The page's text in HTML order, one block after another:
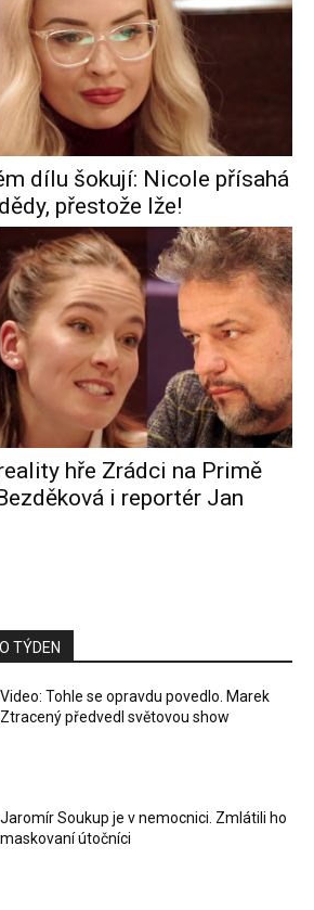
dílu šokují: Nicole přísahá
přestože lže!
hře Zrádci na Primě
i reportér Jan
TÝDEN
Video: Tohle se opravdu povedlo. Marek
Ztracený předvedl světovou show
Jaromír Soukup je v nemocnici. Zmlátili ho
maskovaní útočníci